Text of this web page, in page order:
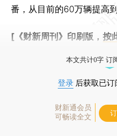
番，从目前的60万辆提高
[《财新周刊》印刷版， 按
本文共计0字 订
登录 后获取已
财新通会员
可畅读全文